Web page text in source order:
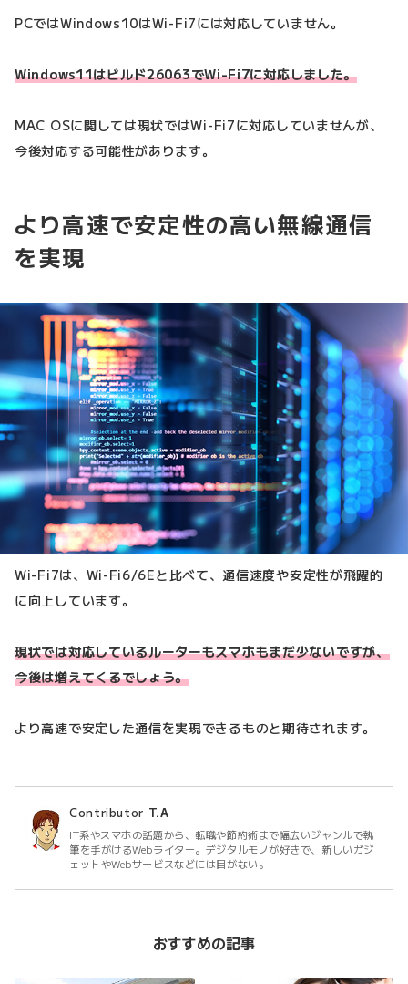
PCではWindows10はWi-Fi7には対応していません。
Windows11はビルド26063でWi-Fi7に対応しました。
MAC OSに関しては現状ではWi-Fi7に対応していませんが、
今後対応する可能性があります。
より高速で安定性の高い無線通信
を実現
Wi-Fi7は、Wi-Fi6/6Eと比べて、通信速度や安定性が飛躍的
に向上しています。
現状では対応しているルーターもスマホもまだ少ないですが、
今後は増えてくるでしょう。
より高速で安定した通信を実現できるものと期待されます。
Contributor T.A
IT系やスマホの話題から、転職や節約術まで幅広いジャンルで執
筆を手がけるWebライター。デジタルモノが好きで、新しいガジ
ェットやWebサービスなどには目がない。
おすすめの記事